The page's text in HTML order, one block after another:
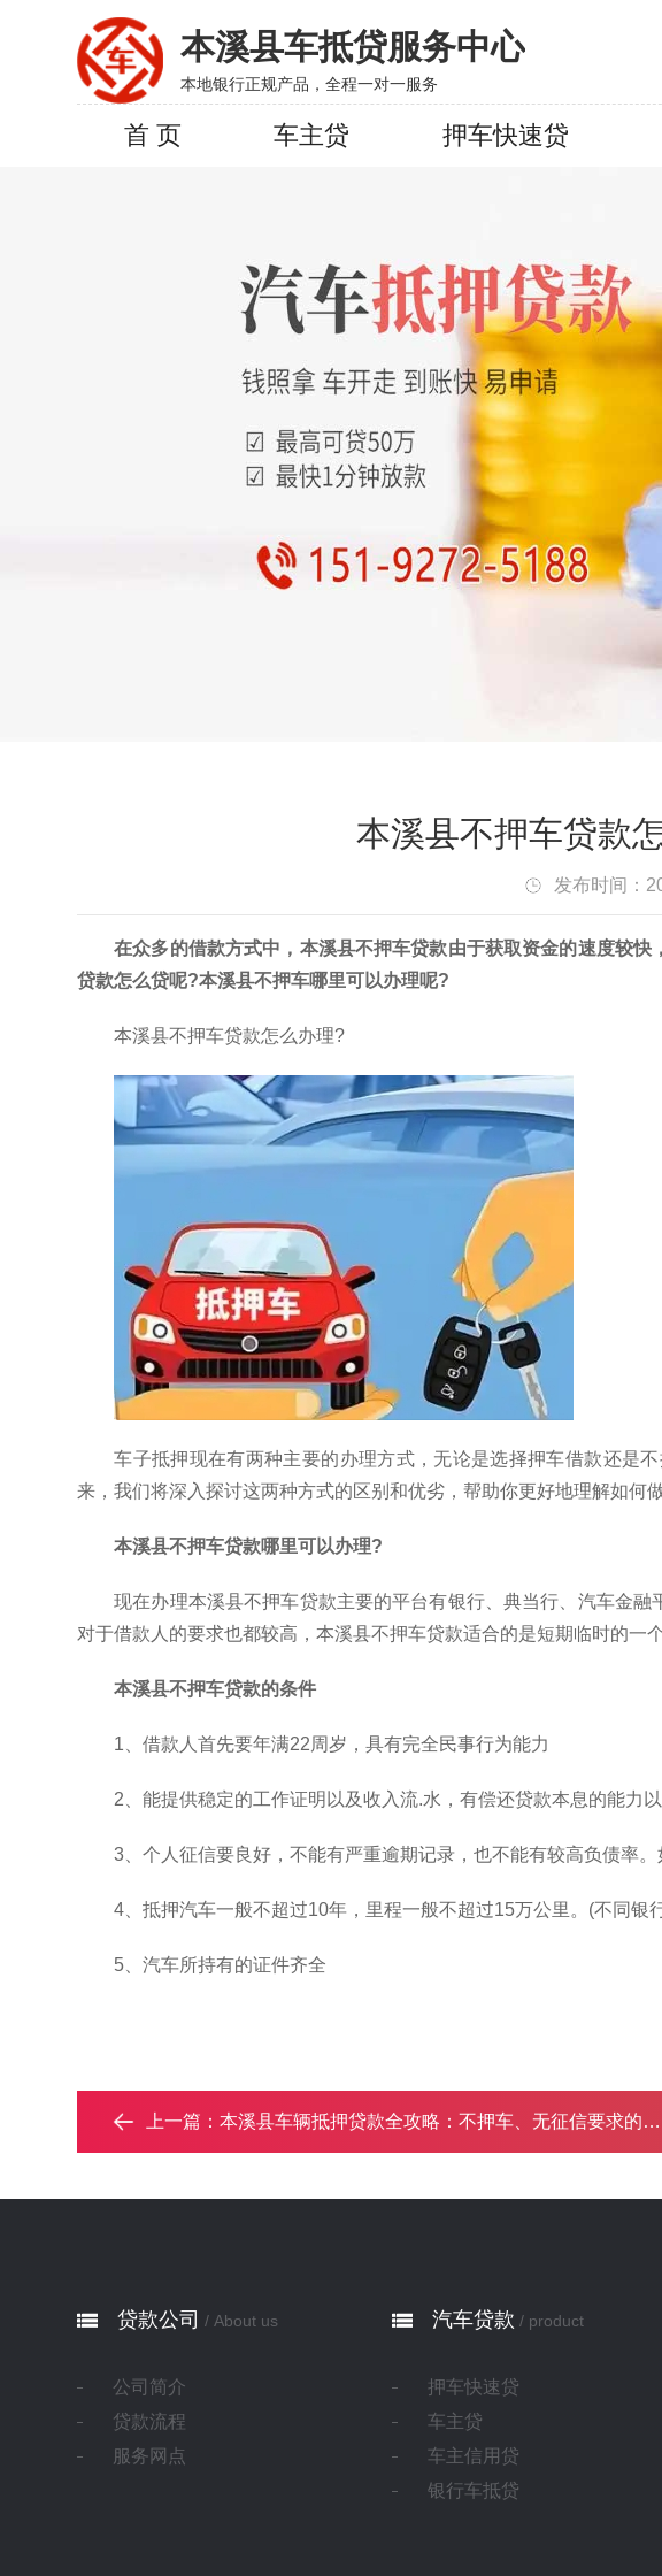
本溪县车抵贷服务中心
本地银行正规产品，全程一对一服务
首 页 车主贷 押车快速贷
本溪县不押车贷款
发布时间：
在众多的借款方式中，本溪县不押车贷款由于获取资金的速度较
贷款怎么贷呢?本溪县不押车哪里可以办理呢?
本溪县不押车贷款怎么办理?
车子抵押现在有两种主要的办理方式，无论是选择押车借款还是
来，我们将深入探讨这两种方式的区别和优劣，帮助你更好地理解如何
本溪县不押车贷款哪里可以办理?
现在办理本溪县不押车贷款主要的平台有银行、典当行、汽车金
对于借款人的要求也都较高，本溪县不押车贷款适合的是短期临时的一
本溪县不押车贷款的条件
1、借款人首先要年满22周岁，具有完全民事行为能力
2、能提供稳定的工作证明以及收入流.水，有偿还贷款本息的能力以
3、个人征信要良好，不能有严重逾期记录，也不能有较高负债率
4、抵押汽车一般不超过10年，里程一般不超过15万公里。(不同银
5、汽车所持有的证件齐全
上一篇：本溪县车辆抵押贷款全攻略：不押车、无征信要求的申请 ...‌
贷款公司 / About us
公司简介
贷款流程
服务网点
汽车贷款 / product
押车快速贷
车主贷
车主信用贷
银行车抵贷